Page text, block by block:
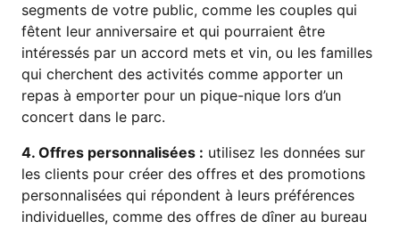
segments de votre public, comme les couples qui
fêtent leur anniversaire et qui pourraient être
intéressés par un accord mets et vin, ou les familles
qui cherchent des activités comme apporter un
repas à emporter pour un pique-nique lors d’un
concert dans le parc.
4. Offres personnalisées : utilisez les données sur
les clients pour créer des offres et des promotions
personnalisées qui répondent à leurs préférences
individuelles, comme des offres de dîner au bureau